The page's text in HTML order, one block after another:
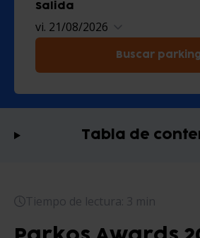
Salida
vi. 21/08/2026
Buscar parking
Tiempo de lectura: 3 min
Tabla de